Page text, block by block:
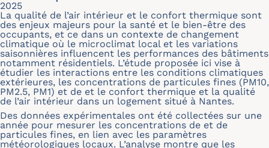
2025
La qualité de l’air intérieur et le confort thermique sont
des enjeux majeurs pour la santé et le bien-être des
occupants, et ce dans un contexte de changement
climatique où le microclimat local et les variations
saisonnières influencent les performances des bâtiments
notamment résidentiels. L’étude proposée ici vise à
étudier les interactions entre les conditions climatiques
extérieures, les concentrations de particules fines (PM10,
PM2.5, PM1) et de et le confort thermique et la qualité
de l’air intérieur dans un logement situé à Nantes.
Des données expérimentales ont été collectées sur une
année pour mesurer les concentrations de et de
particules fines, en lien avec les paramètres
météorologiques locaux. L’analyse montre que les